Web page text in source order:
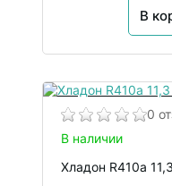
В
0
В наличии
Хладон R410a